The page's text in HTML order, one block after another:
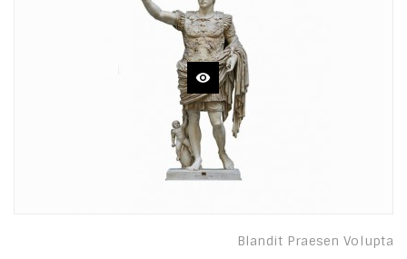
Blandit Praesen Volupta